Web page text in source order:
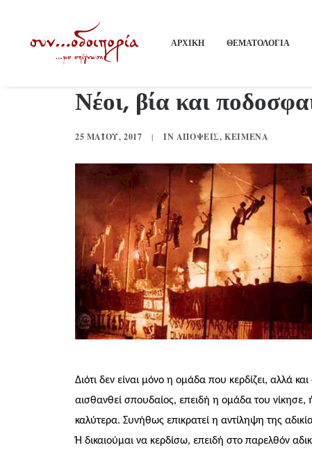
ΑΡΧΙΚΗ ΘΕΜΑΤΟΛΟΓΙΑ
Νέοι, βία και
25 ΜΑΪ́ΟΥ, 2017 | IN ΑΠΌΨΕΙΣ,ΚΕΊΜΕΝΑ
Διότι δεν είναι μόνο η ομάδα που κερδίζει, αλλά
αισθανθεί σπουδαίος, επειδή η ομάδα του
καλύτερα. Συνήθως επικρατεί η αντίληψη της
Ή δικαιούμαι να κερδίσω, επειδή στο παρελθόν